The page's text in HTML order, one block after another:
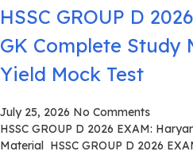
HSSC GROUP D
GK Complete Study
Yield Mock Test
July 25, 2026 No Comments
HSSC GROUP D 2026 EXAM:
Material HSSC GROUP D 2026